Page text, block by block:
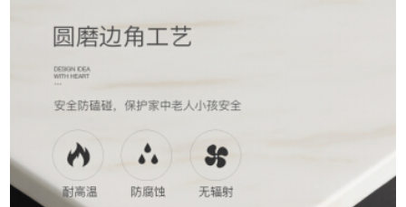
ブル（一つのテーブ
元後出荷）